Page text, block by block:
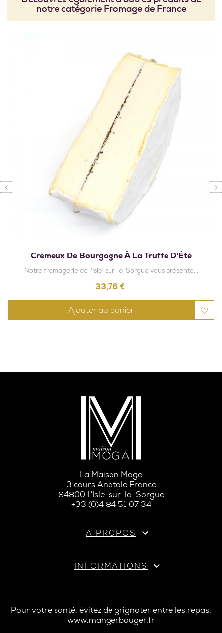
notre catégorie Fromage de France
Crémeux De Bourgogne À La Truffe D'Été
Notre fromagerie de l'Isle-sur-la-Sorgue vous présente...
Prix
33,76 €
Ajouter au panier
La Maison Moga
3 cours Anatole France
84800 L'Isle-sur-la-Sorgue
+33 (0)4 84 51 07 34
A PROPOS 
INFORMATIONS 
Pour votre santé, évitez de grignoter entre les repas.
www.mangerbouger.fr